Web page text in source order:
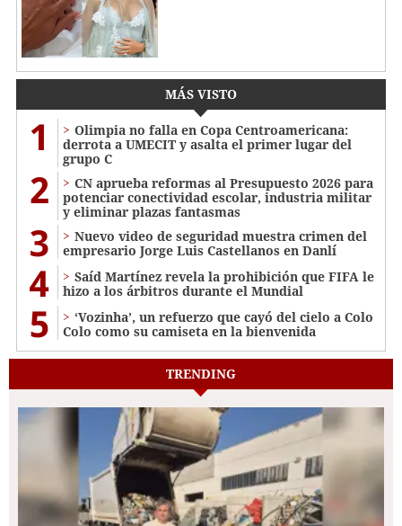
MÁS VISTO
1
Olimpia no falla en Copa Centroamericana:
derrota a UMECIT y asalta el primer lugar del
grupo C
2
CN aprueba reformas al Presupuesto 2026 para
potenciar conectividad escolar, industria militar
y eliminar plazas fantasmas
3
Nuevo video de seguridad muestra crimen del
empresario Jorge Luis Castellanos en Danlí
4
Saíd Martínez revela la prohibición que FIFA le
hizo a los árbitros durante el Mundial
5
‘Vozinha’, un refuerzo que cayó del cielo a Colo
Colo como su camiseta en la bienvenida
TRENDING